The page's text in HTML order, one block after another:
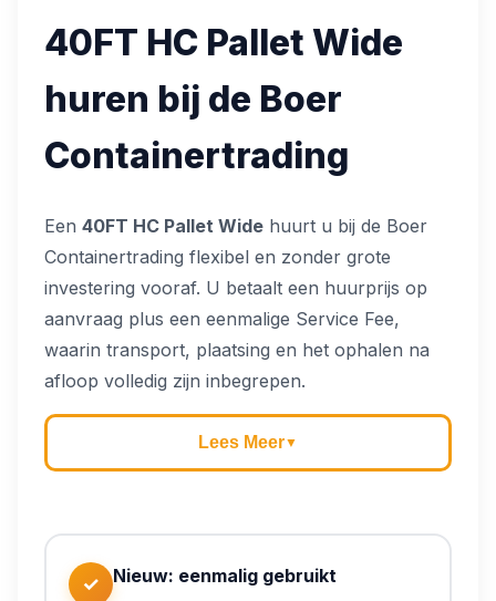
40FT HC Pallet Wide
huren bij de Boer
Containertrading
Een 40FT HC Pallet Wide huurt u bij de Boer
Containertrading flexibel en zonder grote
investering vooraf. U betaalt een huurprijs op
aanvraag plus een eenmalige Service Fee,
waarin transport, plaatsing en het ophalen na
afloop volledig zijn inbegrepen.
Lees Meer▼
✓ Nieuw: eenmalig gebruikt